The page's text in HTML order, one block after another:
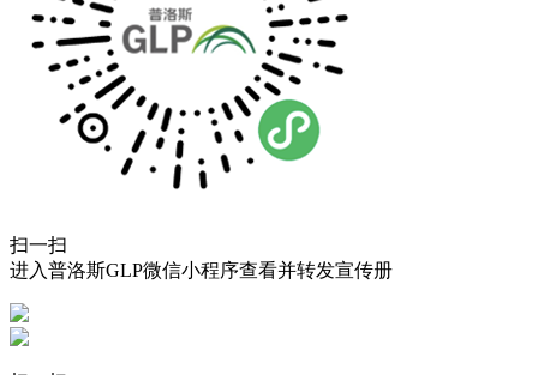
扫一扫
进入普洛斯GLP微信小程序查看并转发宣传册